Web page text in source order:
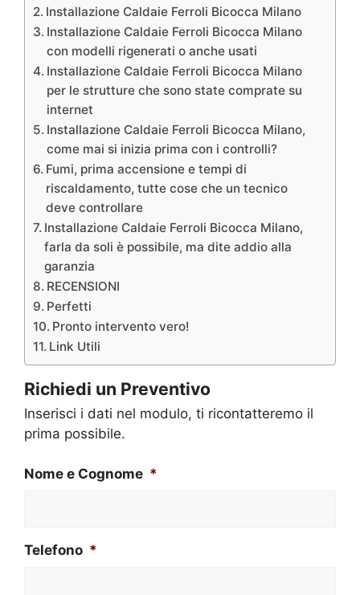
Installazione Caldaie Ferroli Bicocca Milano
Installazione Caldaie Ferroli Bicocca Milano
con modelli rigenerati o anche usati
Installazione Caldaie Ferroli Bicocca Milano
per le strutture che sono state comprate su
internet
Installazione Caldaie Ferroli Bicocca Milano,
come mai si inizia prima con i controlli?
Fumi, prima accensione e tempi di
riscaldamento, tutte cose che un tecnico
deve controllare
Installazione Caldaie Ferroli Bicocca Milano,
farla da soli è possibile, ma dite addio alla
garanzia
RECENSIONI
Perfetti
Pronto intervento vero!
Link Utili
Richiedi un Preventivo
Inserisci i dati nel modulo, ti ricontatteremo il
prima possibile.
Nome e Cognome *
Telefono *